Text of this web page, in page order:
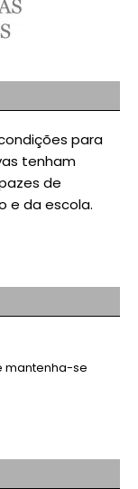
para
tenham
de
e da escola.
mantenha-se